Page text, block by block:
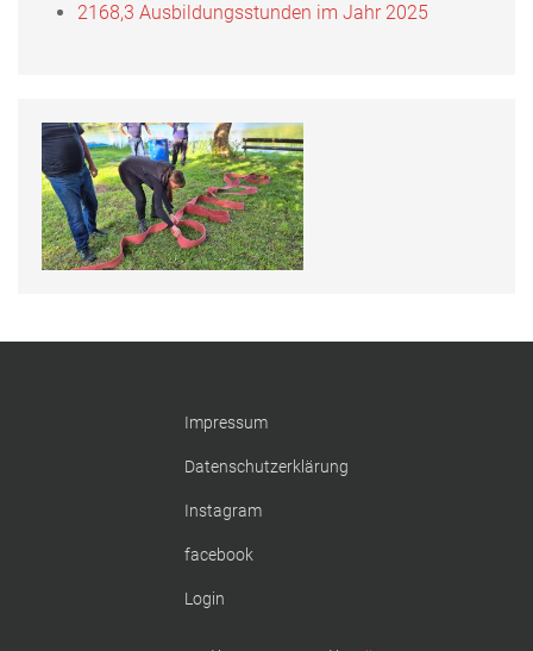
2168,3 Ausbildungsstunden im Jahr 2025
Impressum
Datenschutzerklärung
Instagram
facebook
Login